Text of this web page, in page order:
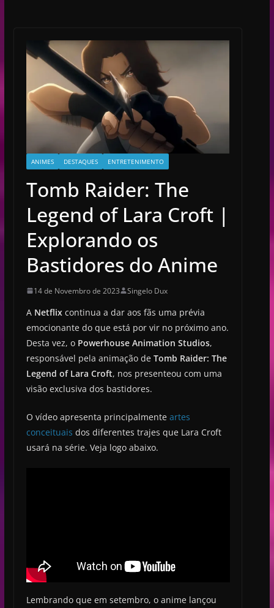
ANIMES DESTAQUES ENTRETENIMENTO
Tomb Raider: The
Legend of Lara Croft |
Explorando os
Bastidores do Anime
14 de Novembro de 2023 Singelo Dux
A Netflix continua a dar aos fãs uma prévia
emocionante do que está por vir no próximo ano.
Desta vez, o Powerhouse Animation Studios,
responsável pela animação deTomb Raider: The
Legend of Lara Croft, nos presenteou com uma
visão exclusiva dos bastidores.
O vídeo apresenta principalmente artes
conceituais dos diferentes trajes que Lara Croft
usará na série. Veja logo abaixo.
Lembrando que em setembro, o anime lançou